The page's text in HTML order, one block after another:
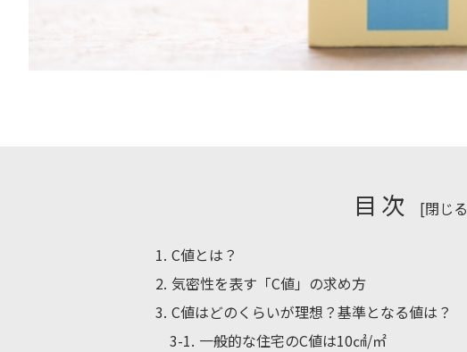
目次 [閉じる
1 C値とは？
2 気密性を表す「C値」の求め方
3 C値はどのくらいが理想？基準となる値は？
3-1 一般的な住宅のC値は10㎠/㎡